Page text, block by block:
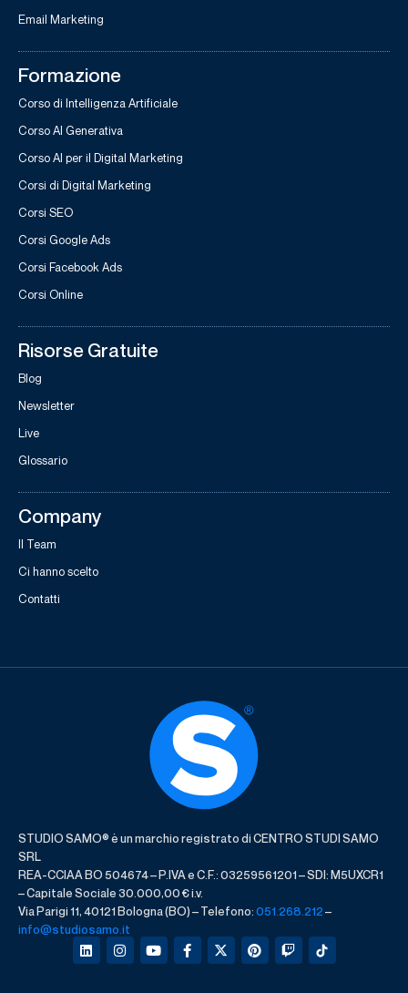
Email Marketing
Formazione
Corso di Intelligenza Artificiale
Corso AI Generativa
Corso AI per il Digital Marketing
Corsi di Digital Marketing
Corsi SEO
Corsi Google Ads
Corsi Facebook Ads
Corsi Online
Risorse Gratuite
Blog
Newsletter
Live
Glossario
Company
Il Team
Ci hanno scelto
Contatti
STUDIO SAMO® è un marchio registrato di CENTRO STUDI SAMO
SRL
REA-CCIAA BO 504674 – P.IVA e C.F.: 03259561201 – SDI: M5UXCR1
– Capitale Sociale 30.000,00 € i.v.
Via Parigi 11, 40121 Bologna (BO) – Telefono:051.268.212–
info@studiosamo.it